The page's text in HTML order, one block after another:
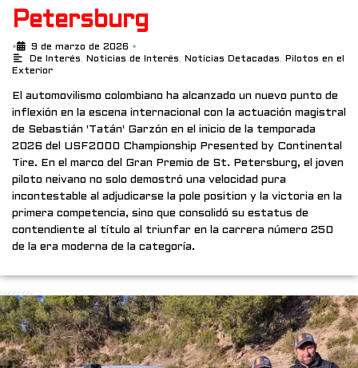
Petersburg
• 9 de marzo de 2026 •
De Interés, Noticias de Interés, Noticias Detacadas, Pilotos en el
Exterior
El automovilismo colombiano ha alcanzado un nuevo punto de
inflexión en la escena internacional con la actuación magistral
de Sebastián 'Tatán' Garzón en el inicio de la temporada
2026 del USF2000 Championship Presented by Continental
Tire. En el marco del Gran Premio de St. Petersburg, el joven
piloto neivano no solo demostró una velocidad pura
incontestable al adjudicarse la pole position y la victoria en la
primera competencia, sino que consolidó su estatus de
contendiente al título al triunfar en la carrera número 250
de la era moderna de la categoría.